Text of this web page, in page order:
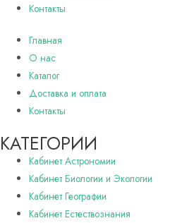
Контакты
Главная
О нас
Каталог
Доставка и оплата
Контакты
КАТЕГОРИИ
Кабинет Астрономии
Кабинет Биологии и Экологии
Кабинет Географии
Кабинет Естествознания